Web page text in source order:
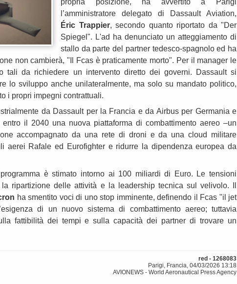
propria posizione, ha avvertito a Parigi
l’amministratore delegato di Dassault Aviation,
Éric Trappier, secondo quanto riportato da "Der
Spiegel". L'ad ha denunciato un atteggiamento di
stallo da parte del partner tedesco-spagnolo ed ha
non cambierà, "Il Fcas è praticamente morto". Per il manager le
tali da richiedere un intervento diretto dei governi. Dassault si
lo sviluppo anche unilateralmente, ma solo su mandato politico,
i propri impegni contrattuali.
da Dassault per la Francia e da Airbus per Germania e
il 2040 una nuova piattaforma di combattimento aereo –un
accompagnato da una rete di droni e da una cloud militare
aerei Rafale ed Eurofighter e ridurre la dipendenza europea da
è stimato intorno ai 100 miliardi di Euro. Le tensioni
ripartizione delle attività e la leadership tecnica sul velivolo. Il
ha smentito voci di uno stop imminente, definendo il Fcas "il jet
di un nuovo sistema di combattimento aereo; tuttavia
fattibilità dei tempi e sulla capacità dei partner di trovare un
red - 1268083
Parigi, Francia, 04/03/2026 13:18
AVIONEWS - World Aeronautical Press Agency